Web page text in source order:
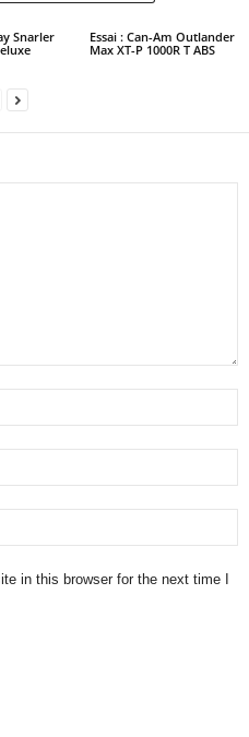
Snarler
Essai : Can-Am Outlander
Max XT-P 1000R T ABS
in this browser for the next time I